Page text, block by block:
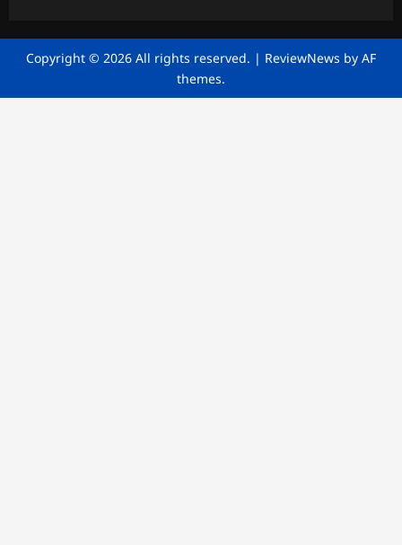
Copyright © 2026 All rights reserved. | ReviewNews by AF
themes.